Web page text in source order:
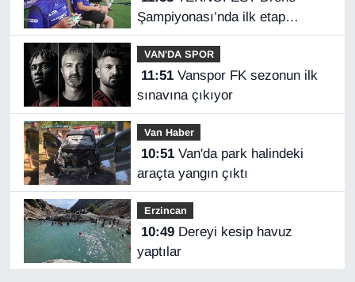
Şampiyonası’nda ilk etap
Şırnak’ta başladı
VAN'DA SPOR
11:51Vanspor FK sezonun ilk
sınavına çıkıyor
Van Haber
10:51Van'da park halindeki
araçta yangın çıktı
Erzincan
10:49Dereyi kesip havuz
yaptılar